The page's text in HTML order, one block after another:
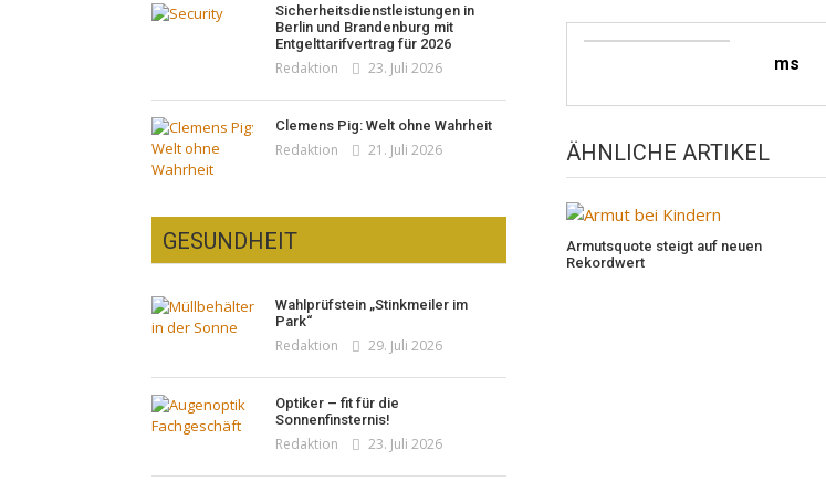
ms
ÄHNLICHE ARTIKEL
Armutsquote steigt auf neuen
Rekordwert
Sicherheitsdienstleistungen in
Berlin und Brandenburg mit
Entgelttarifvertrag für 2026
Redaktion 23. Juli 2026
Clemens Pig: Welt ohne Wahrheit
Redaktion 21. Juli 2026
GESUNDHEIT
Wahlprüfstein „Stinkmeiler im
Park“
Redaktion 29. Juli 2026
Optiker – fit für die
Sonnenfinsternis!
Redaktion 23. Juli 2026